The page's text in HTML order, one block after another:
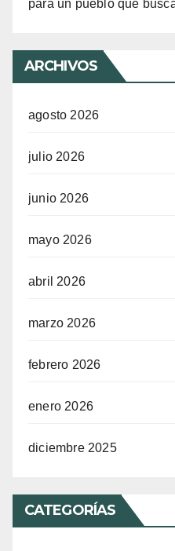
para un pueblo que
ARCHIVOS
agosto 2026
julio 2026
junio 2026
mayo 2026
abril 2026
marzo 2026
febrero 2026
enero 2026
diciembre 2025
CATEGORÍAS